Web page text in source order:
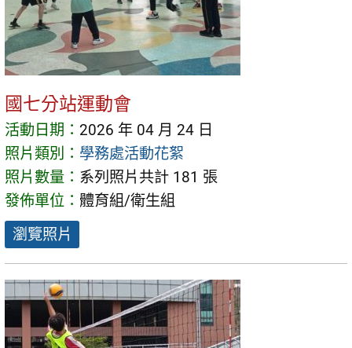
國七分站運動會
活動日期： 2026 年 04 月 24 日
照片類別： 學務處活動花絮
照片數量： 系列照片共計 181 張
發佈單位： 體育組/衛生組
瀏覽照片